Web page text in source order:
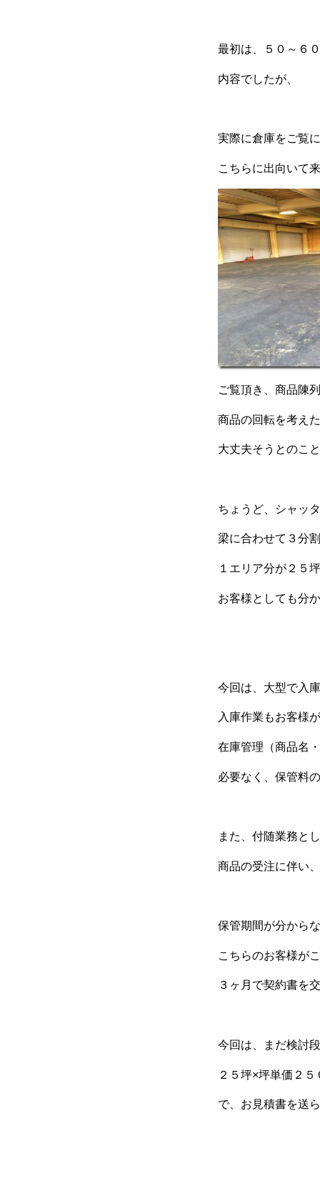
最初は、５０～６
内容でしたが、
実際に倉庫をご覧
こちらに出向いて
ご覧頂き、商品陳
商品の回転を考え
大丈夫そうとのこ
ちょうど、シャッ
梁に合わせて３分
１エリア分が２５
お客様としても分
今回は、大型で入
入庫作業もお客様
在庫管理（商品名
必要なく、保管料
また、付随業務と
商品の受注に伴い
保管期間が分から
こちらのお客様が
３ヶ月で契約書を
今回は、まだ検討
２５坪×坪単価２
で、お見積書を送